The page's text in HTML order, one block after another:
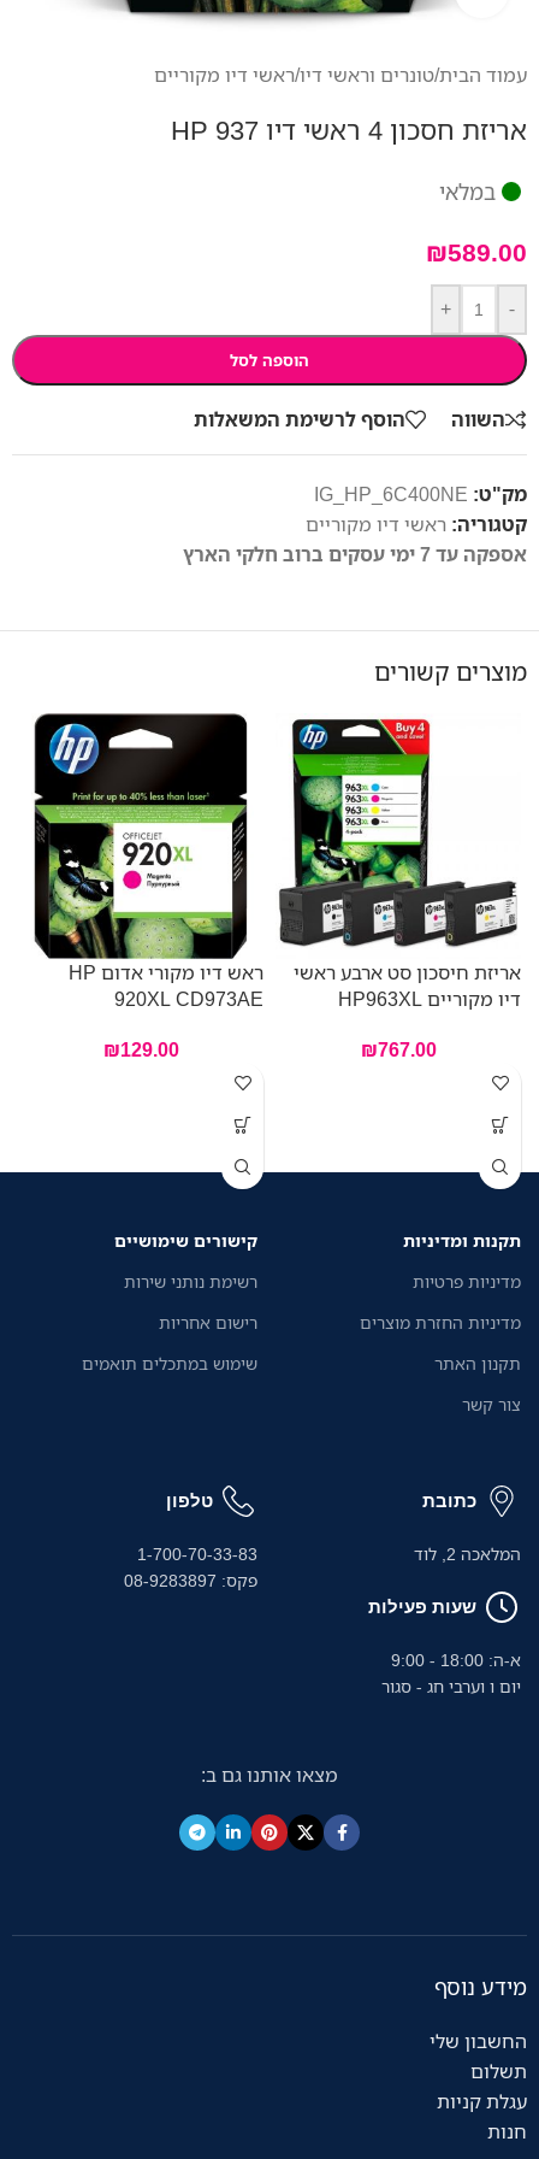
עמוד הבית/טונרים וראשי דיו/ראשי דיו מקוריים
אריזת חסכון 4 ראשי דיו HP 937
במלאי
₪589.00
-
+
הוספה לסל
השווה הוסף לרשימת המשאלות
מק"ט: IG_HP_6C400NE
קטגוריה: ראשי דיו מקוריים
אספקה עד 7 ימי עסקים ברוב חלקי הארץ
מוצרים קשורים
אריזת חיסכון סט ארבע ראשי
דיו מקוריים HP963XL
₪767.00
ראש דיו מקורי אדום HP
920XL CD973AE
₪129.00
תקנות ומדיניות
מדיניות פרטיות
מדיניות החזרת מוצרים
תקנון האתר
צור קשר
קישורים שימושיים
רשימת נותני שירות
רישום אחריות
שימוש במתכלים תואמים
כתובת
המלאכה 2, לוד
שעות פעילות
א-ה: 18:00 - 9:00
יום ו וערבי חג - סגור
טלפון
1-700-70-33-83
פקס: 08-9283897
מצאו אותנו גם ב:
מידע נוסף
החשבון שלי
תשלום
עגלת קניות
חנות